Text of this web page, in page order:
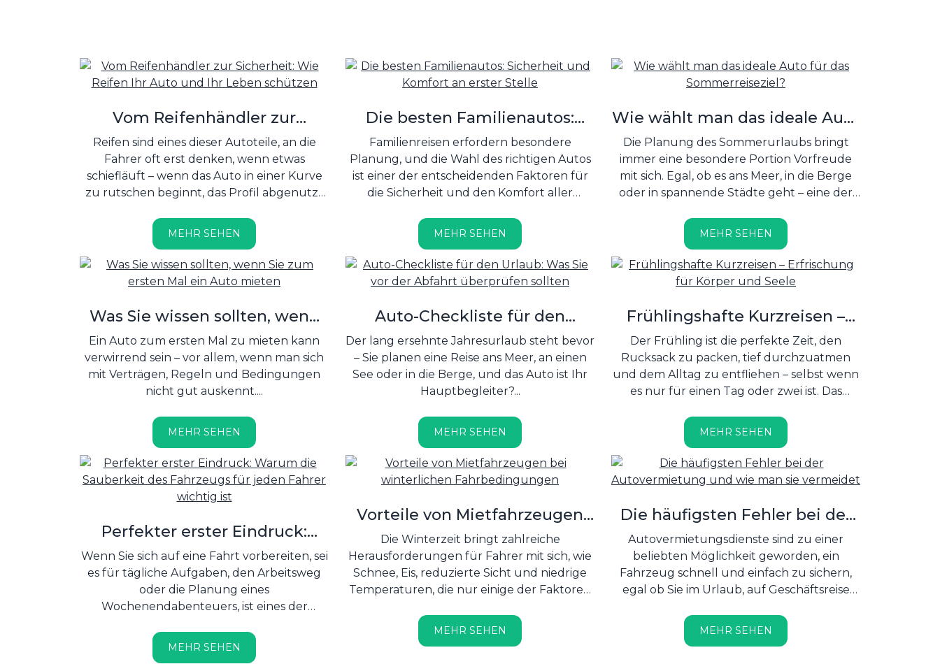
Vom Reifenhändler zur
Sicherheit: Wie Reifen Ihr Auto
und Ihr Leben schützen
Reifen sind eines dieser Autoteile, an die
Fahrer oft erst denken, wenn etwas
schiefläuft – wenn das Auto in einer Kurve
zu rutschen beginnt, das Profil abgenutzt
ist. Doch Reifen sind der einzige
Kontaktpunkt zwischen Auto und Straße.
Alles, was ein Auto tun kann –
beschleunigen, bremsen oder lenken –
Deshalb sagt man zu Recht: Ohne gute
Reifen gibt es keine sichere Fahrt....
MEHR SEHEN
Die besten Familienautos:
Sicherheit und Komfort an
erster Stelle
Familienreisen erfordern besondere
Planung, und die Wahl des richtigen Autos
ist einer der entscheidenden Faktoren für
die Sicherheit und den Komfort aller
MEHR SEHEN
Wie wählt man das ideale Auto
für das Sommerreiseziel?
Die Planung des Sommerurlaubs bringt
immer eine besondere Portion Vorfreude
mit sich. Egal, ob es ans Meer, in die Berge
oder in spannende Städte geht – eine der
Auto sollte man fahren?...
MEHR SEHEN
Was Sie wissen sollten, wenn
Sie zum ersten Mal ein Auto
mieten
Ein Auto zum ersten Mal zu mieten kann
verwirrend sein – vor allem, wenn man sich
mit Verträgen, Regeln und Bedingungen
nicht gut auskennt....
MEHR SEHEN
Auto-Checkliste für den
Urlaub: Was Sie vor der Abfahrt
überprüfen sollten
Der lang ersehnte Jahresurlaub steht bevor
– Sie planen eine Reise ans Meer, an einen
See oder in die Berge, und das Auto ist Ihr
Hauptbegleiter?...
MEHR SEHEN
Frühlingshafte Kurzreisen –
Erfrischung für Körper und
Seele
Der Frühling ist die perfekte Zeit, den
Rucksack zu packen, tief durchzuatmen
und dem Alltag zu entfliehen – selbst wenn
es nur für einen Tag oder zwei ist. Das
Sonnenstrahlen wecken die Lust auf
Erkundungstouren und Kurztrips, die uns
vollkommen regenerieren können....
MEHR SEHEN
Perfekter erster Eindruck:
Warum die Sauberkeit des
Fahrzeugs für jeden Fahrer
wichtig ist
Wenn Sie sich auf eine Fahrt vorbereiten, sei
es für tägliche Aufgaben, den Arbeitsweg
oder die Planung eines
Wochenendabenteuers, ist eines der
können, das Einsteigen in ein sauberes und
ordentliches Auto. Die Sauberkeit des
MEHR SEHEN
Vorteile von Mietfahrzeugen
bei winterlichen
Fahrbedingungen
Die Winterzeit bringt zahlreiche
Herausforderungen für Fahrer mit sich, wie
Schnee, Eis, reduzierte Sicht und niedrige
Temperaturen, die nur einige der Faktoren
MEHR SEHEN
Die häufigsten Fehler bei der
Autovermietung und wie man
sie vermeidet
Autovermietungsdienste sind zu einer
beliebten Möglichkeit geworden, ein
Fahrzeug schnell und einfach zu sichern,
egal ob Sie im Urlaub, auf Geschäftsreise
MEHR SEHEN